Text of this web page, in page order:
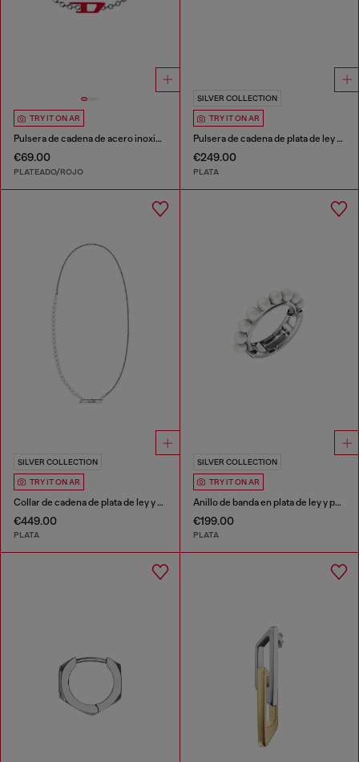
TRY IT ON AR
Pulsera de cadena de acero inoxidable
€69.00
PLATEADO/ROJO
SILVER COLLECTION
TRY IT ON AR
Pulsera de cadena de plata de ley y perlas
€249.00
PLATA
SILVER COLLECTION
TRY IT ON AR
Collar de cadena de plata de ley y perlas
€449.00
PLATA
SILVER COLLECTION
TRY IT ON AR
Anillo de banda en plata de ley y perlas
€199.00
PLATA